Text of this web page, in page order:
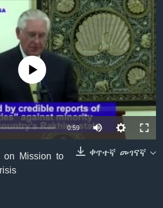
source currently available
0:59
ቀጥተኛ መገናኛ
on Mission to